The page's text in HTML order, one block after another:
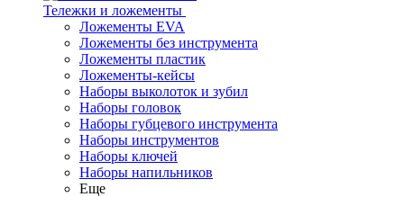
Тележки и ложементы
Ложементы EVA
Ложементы без инструмента
Ложементы пластик
Ложементы-кейсы
Наборы выколоток и зубил
Наборы головок
Наборы губцевого инструмента
Наборы инструментов
Наборы ключей
Наборы напильников
Еще